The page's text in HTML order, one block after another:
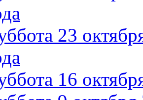
23
16